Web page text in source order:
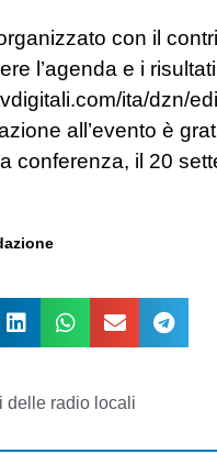
con il
l’agenda e i
ita/dzn/
all’evento è
conferenza, il 20
delle radio locali